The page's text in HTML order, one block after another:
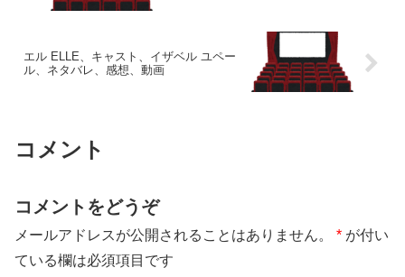
エル ELLE、キャスト、イザベル ユペー
ル、ネタバレ、感想、動画
コメント
コメントをどうぞ
メールアドレスが公開されることはありません。 * が付い
ている欄は必須項目です